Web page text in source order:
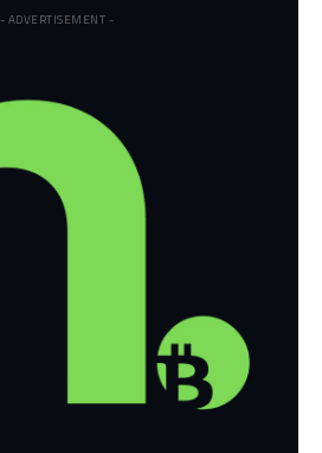
- ADVERTISEMENT -